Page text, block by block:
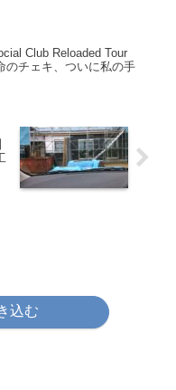
Club Reloaded Tour
のチェキ、ついに私の手
込む